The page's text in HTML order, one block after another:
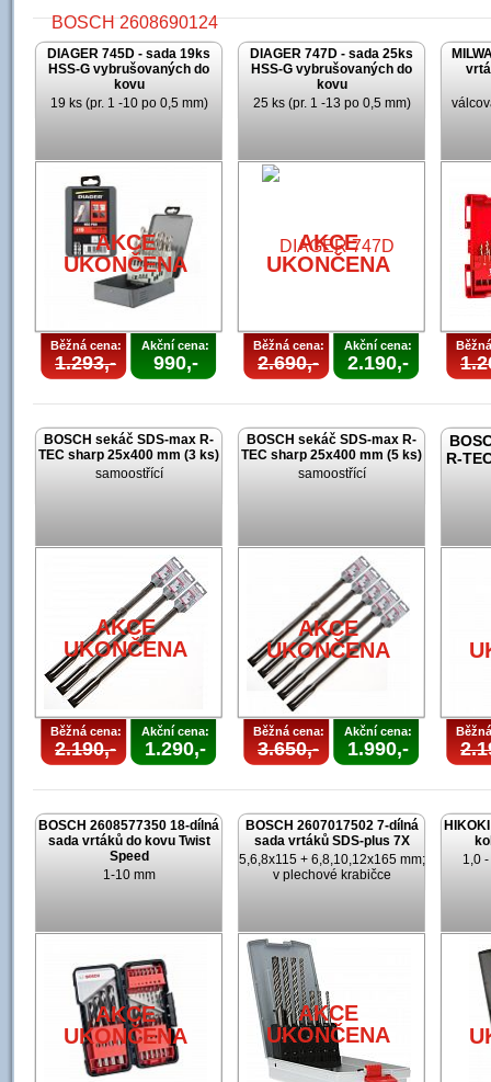
AKCE
UKONČENA
DIAGER 745D - sada 19ks
HSS-G vybrušovaných do
kovu
19 ks (pr. 1 -10 po 0,5 mm)
AKCE
UKONČENA
Běžná cena:
1.293,-
Akční cena:
990,-
DIAGER 747D - sada 25ks
HSS-G vybrušovaných do
kovu
25 ks (pr. 1 -13 po 0,5 mm)
AKCE
UKONČENA
Běžná cena:
2.690,-
Akční cena:
2.190,-
BOSCH sekáč SDS-max R-
TEC sharp 25x400 mm (3 ks)
samoostřící
AKCE
UKONČENA
Běžná cena:
2.190,-
Akční cena:
1.290,-
BOSCH sekáč SDS-max R-
TEC sharp 25x400 mm (5 ks)
samoostřící
AKCE
UKONČENA
Běžná cena:
3.650,-
Akční cena:
1.990,-
R-
BOSCH 2608577350 18-dílná
sada vrtáků do kovu Twist
Speed
1-10 mm
AKCE
UKONČENA
BOSCH 2607017502 7-dílná
sada vrtáků SDS-plus 7X
5,6,8x115 + 6,8,10,12x165 mm;
v plechové krabičce
AKCE
UKONČENA
1,0